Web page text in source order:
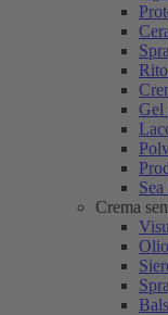
Gel
Crema